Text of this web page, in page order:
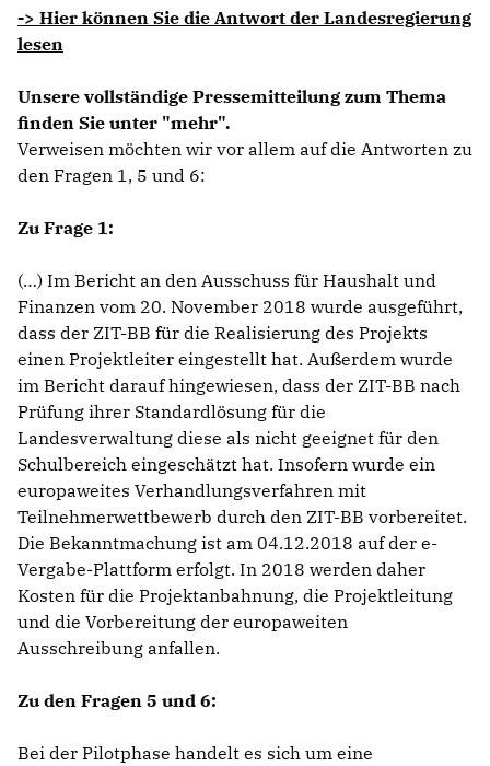
-> Hier können Sie die Antwort der Landesregierung
lesen
Unsere vollständige Pressemitteilung zum Thema
finden Sie unter "mehr".
Verweisen möchten wir vor allem auf die Antworten zu
den Fragen 1, 5 und 6:
Zu Frage 1:
(…) Im Bericht an den Ausschuss für Haushalt und
Finanzen vom 20. November 2018 wurde ausgeführt,
dass der ZIT-BB für die Realisierung des Projekts
einen Projektleiter eingestellt hat. Außerdem wurde
im Bericht darauf hingewiesen, dass der ZIT-BB nach
Prüfung ihrer Standardlösung für die
Landesverwaltung diese als nicht geeignet für den
Schulbereich eingeschätzt hat. Insofern wurde ein
europaweites Verhandlungsverfahren mit
Teilnehmerwettbewerb durch den ZIT-BB vorbereitet.
Die Bekanntmachung ist am 04.12.2018 auf der e-
Vergabe-Plattform erfolgt. In 2018 werden daher
Kosten für die Projektanbahnung, die Projektleitung
und die Vorbereitung der europaweiten
Ausschreibung anfallen.
Zu den Fragen 5 und 6:
Bei der Pilotphase handelt es sich um eine